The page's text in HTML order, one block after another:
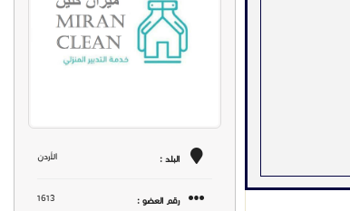
البلد : الأردن
رقم العضو : 1613